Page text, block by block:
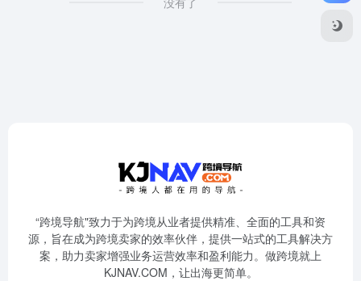
“跨境导航"致力于为跨境从业者提供精准、全面的工具和资
源，旨在成为跨境卖家的效率伙伴，提供一站式的工具解决方
案，助力卖家增强业务运营效率和盈利能力。做跨境就上
KJNAV.COM，让出海更简单。